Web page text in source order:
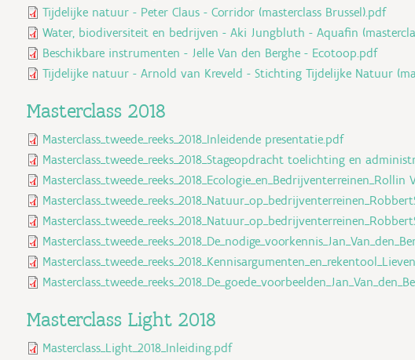
Tijdelijke natuur - Peter Claus - Corridor (masterclass Brussel).pdf
Water, biodiversiteit en bedrijven - Aki Jungbluth - Aquafin
Beschikbare instrumenten - Jelle Van den Berghe - Ecotoop.pdf
Tijdelijke natuur - Arnold van Kreveld - Stichting Tijdelijke Natuur
Masterclass 2018
Masterclass_tweede_reeks_2018_Inleidende presentatie.pdf
Masterclass_tweede_reeks_2018_Stageopdracht toelichting en
Masterclass_tweede_reeks_2018_Ecologie_en_Bedrijventerreinen_Rollin
Masterclass Light 2018
Masterclass_Light_2018_Inleiding.pdf